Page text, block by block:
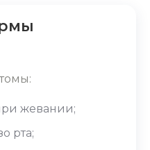
жевании;
рта;